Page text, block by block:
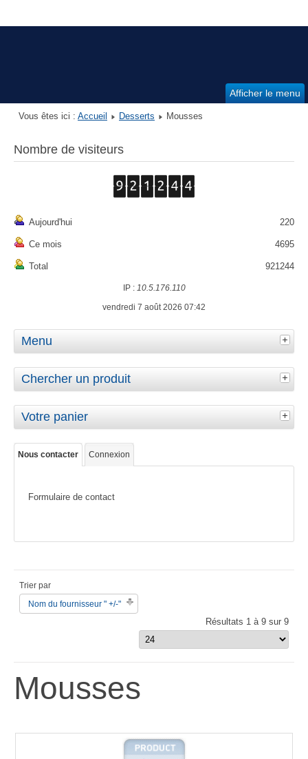
Afficher le menu
Vous êtes ici : Accueil Desserts Mousses
Nombre de visiteurs
Aujourd'hui 220
Ce mois 4695
Total 921244
IP : 10.5.176.110
vendredi 7 août 2026 07:42
Menu
Chercher un produit
Votre panier
Nous contacter Connexion
Formulaire de contact
Trier par
Nom du fournisseur " +/-"
Résultats 1 à 9 sur 9
Mousses